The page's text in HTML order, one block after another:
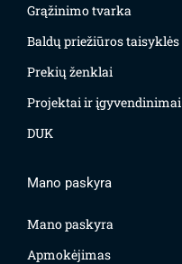
Grąžinimo tvarka
Baldų priežiūros taisyklės
Prekių ženklai
Projektai ir įgyvendinimai
DUK
Mano paskyra
Mano paskyra
Apmokėjimas